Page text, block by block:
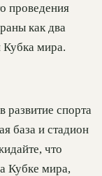
проведения
как два
Кубка мира.
развитие спорта
база и стадион
что
Кубке мира,